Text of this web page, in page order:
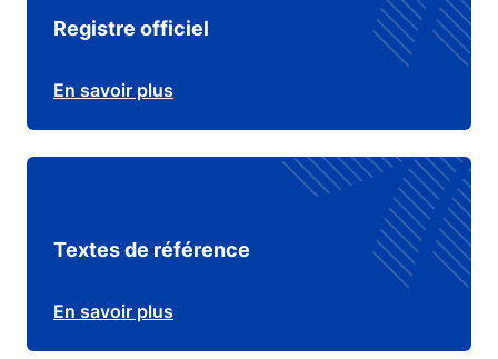
Registre officiel
En savoir plus
Textes de référence
En savoir plus